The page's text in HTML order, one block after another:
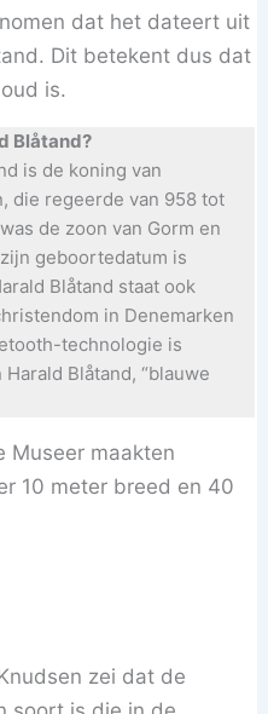
dat het dateert uit
Dit betekent dus dat
is.
Blåtand?
is de koning van
die regeerde van 958 tot
de zoon van Gorm en
geboortedatum is
Blåtand staat ook
in Denemarken
technologie is
Blåtand, “blauwe
Museer maakten
10 meter breed en 40
zei dat de